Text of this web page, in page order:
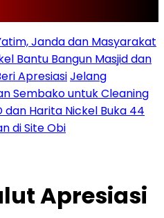
Janda dan Masyarakat
Bantu Bangun Masjid dan
ApresiasiJelang
Sembako untuk Cleaning
dan Harita Nickel Buka 44
di Site Obi
Apresiasi